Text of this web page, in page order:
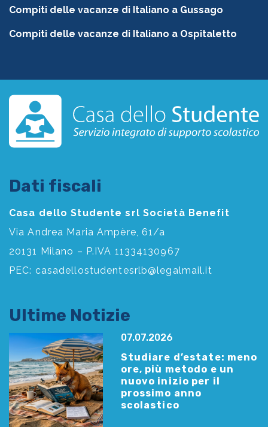
Compiti delle vacanze di Italiano a Gussago
Compiti delle vacanze di Italiano a Ospitaletto
Dati fiscali
Casa dello Studente srl Società Benefit
Via Andrea Maria Ampère, 61/a
20131 Milano – P.IVA 11334130967
PEC: casadellostudentesrlb@legalmail.it
Ultime Notizie
07.07.2026
Studiare d’estate: meno
ore, più metodo e un
nuovo inizio per il
prossimo anno
scolastico